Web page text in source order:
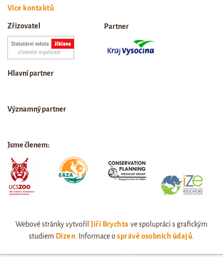
Více kontaktů
Zřizovatel Partner
Hlavní partner
Významný partner
Jsme členem:
Webové stránky vytvořilJiří Brychta ve spolupráci s grafickým
studiem Dizen . Informace osprávě osobních údajů